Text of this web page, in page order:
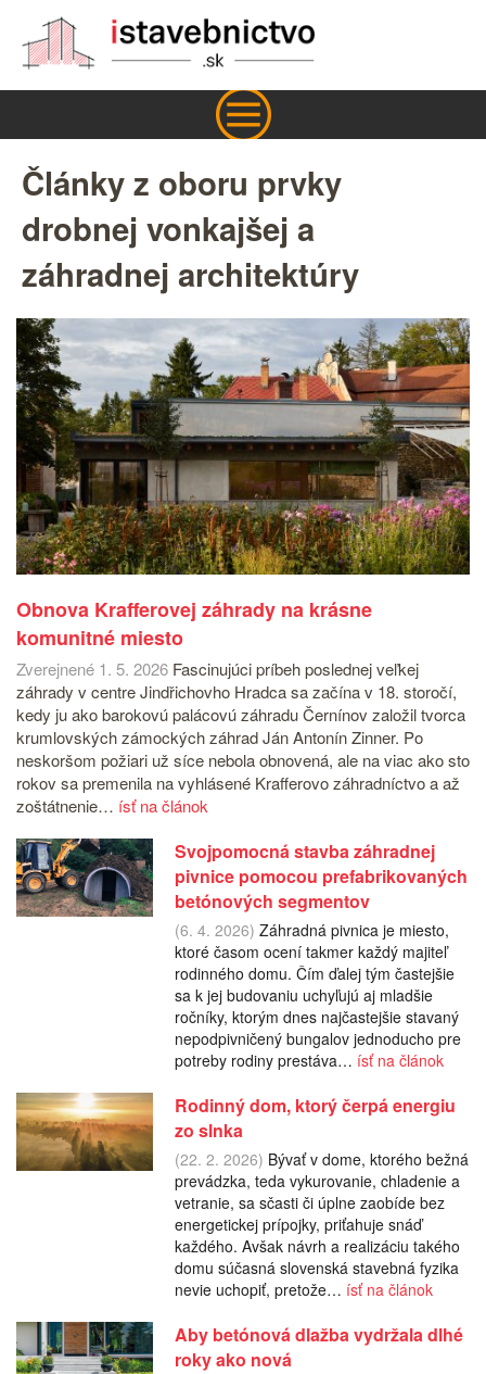
Články z oboru prvky
drobnej vonkajšej a
záhradnej architektúry
Obnova Krafferovej záhrady na krásne
komunitné miesto
Zverejnené 1. 5. 2026 Fascinujúci príbeh poslednej veľkej
záhrady v centre Jindřichovho Hradca sa začína v 18. storočí,
kedy ju ako barokovú palácovú záhradu Černínov založil tvorca
krumlovských zámockých záhrad Ján Antonín Zinner. Po
neskoršom požiari už síce nebola obnovená, ale na viac ako sto
rokov sa premenila na vyhlásené Krafferovo záhradníctvo a až
zoštátnenie… ísť na článok
Svojpomocná stavba záhradnej
pivnice pomocou prefabrikovaných
betónových segmentov
(6. 4. 2026) Záhradná pivnica je miesto,
ktoré časom ocení takmer každý majiteľ
rodinného domu. Čím ďalej tým častejšie
sa k jej budovaniu uchyľujú aj mladšie
ročníky, ktorým dnes najčastejšie stavaný
nepodpivničený bungalov jednoducho pre
potreby rodiny prestáva… ísť na článok
Rodinný dom, ktorý čerpá energiu
zo slnka
(22. 2. 2026) Bývať v dome, ktorého bežná
prevádzka, teda vykurovanie, chladenie a
vetranie, sa sčasti či úplne zaobíde bez
energetickej prípojky, priťahuje snáď
každého. Avšak návrh a realizáciu takého
domu súčasná slovenská stavebná fyzika
nevie uchopiť, pretože… ísť na článok
Aby betónová dlažba vydržala dlhé
roky ako nová